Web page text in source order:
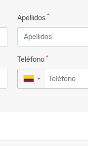
Apellidos *
Teléfono *
▼